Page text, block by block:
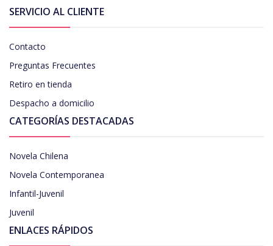
SERVICIO AL CLIENTE
Contacto
Preguntas Frecuentes
Retiro en tienda
Despacho a domicilio
CATEGORÍAS DESTACADAS
Novela Chilena
Novela Contemporanea
Infantil-Juvenil
Juvenil
ENLACES RÁPIDOS